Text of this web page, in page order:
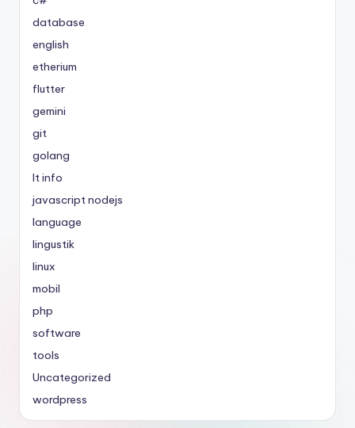
database
english
etherium
flutter
gemini
git
golang
It info
javascript nodejs
language
lingustik
linux
mobil
php
software
tools
Uncategorized
wordpress